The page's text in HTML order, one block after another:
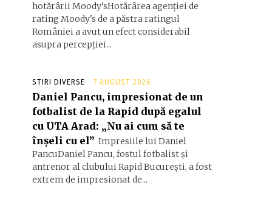
hotărârii Moody’sHotărârea agenției de
rating Moody's de a păstra ratingul
României a avut un efect considerabil
asupra percepției...
STIRI DIVERSE 7 AUGUST 2026
Daniel Pancu, impresionat de un
fotbalist de la Rapid după egalul
cu UTA Arad: „Nu ai cum să te
înșeli cu el” Impresiile lui Daniel
PancuDaniel Pancu, fostul fotbalist și
antrenor al clubului Rapid București, a fost
extrem de impresionat de...